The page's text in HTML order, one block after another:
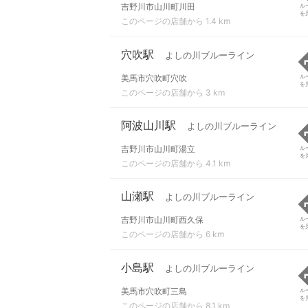
吉野川市山川町川田
このページの店舗から 1.4 km
ル
を
穴吹駅 よしの川ブルーライン
美馬市穴吹町穴吹
このページの店舗から 3 km
ル
を
阿波山川駅 よしの川ブルーライン
吉野川市山川町湯立
このページの店舗から 4.1 km
ル
を
山瀬駅 よしの川ブルーライン
吉野川市山川町西久保
このページの店舗から 6 km
ル
を
小島駅 よしの川ブルーライン
美馬市穴吹町三島
このページの店舗から 8.1 km
ル
を